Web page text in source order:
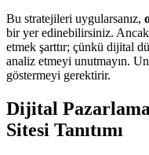
Bu stratejileri uygularsanız,
bir yer edinebilirsiniz.
etmek şarttır; çünkü dijital
analiz etmeyi unutmayın.
göstermeyi gerektirir.
Dijital
Sitesi Tanıtımı